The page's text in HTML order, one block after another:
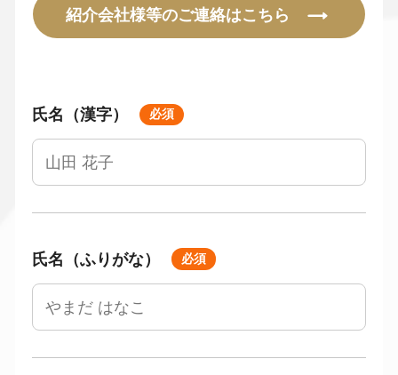
紹介会社様等のご連絡はこちら
氏名（漢字） 必須
氏名（ふりがな） 必須